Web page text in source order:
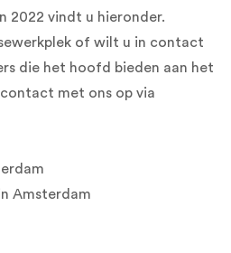
2022 vindt u hieronder.
of wilt u in contact
die het hoofd bieden aan het
met ons op via
Amsterdam